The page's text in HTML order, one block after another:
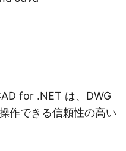
for .NET は、DWG
作できる信頼性の高い